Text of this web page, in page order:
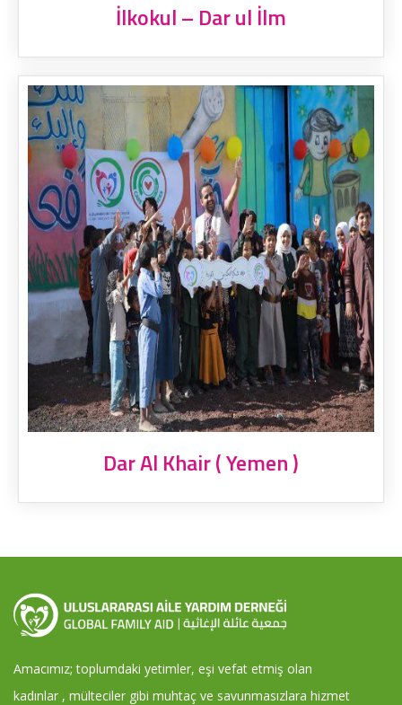
İlkokul – Dar ul İlm
Dar Al Khair ( Yemen )
Amacımız; toplumdaki yetimler, eşi vefat etmiş olan
kadınlar , mülteciler gibi muhtaç ve savunmasızlara hizmet